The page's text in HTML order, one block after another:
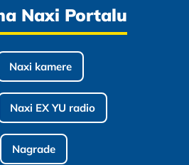
Naxi Portalu
Naxi kamere
Naxi EX YU radio
Nagrade